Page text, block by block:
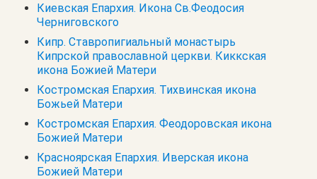
Киевская Епархия. Икона Св.Феодосия
Черниговского
Кипр. Cтавропигиальный монастырь
Кипрской православной церкви. Киккская
икона Божией Матери
Костромская Епархия. Тихвинская икона
Божьей Матери
Костромская Епархия. Феодоровская икона
Божией Матери
Красноярская Епархия. Иверская икона
Божией Матери